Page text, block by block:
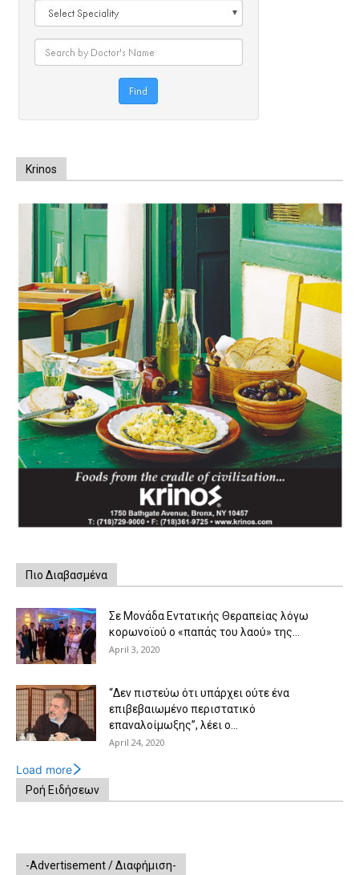
Krinos
Πιο Διαβασμένα
Σε Μονάδα Εντατικής Θεραπείας λόγω
κορωνοϊού ο «παπάς του λαού» της...
April 3, 2020
“Δεν πιστεύω ότι υπάρχει ούτε ένα
επιβεβαιωμένο περιστατικό
επαναλοίμωξης”, λέει ο...
April 24, 2020
Load more
Ροή Ειδήσεων
-Advertisement / Διαφήμιση-